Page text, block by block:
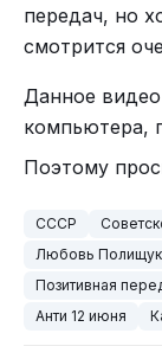
передач, но
смотрится
Данное видео
компьютера,
Поэтому
СССР
Любовь Полищук
Позитивная
Анти 12 июня